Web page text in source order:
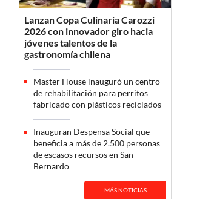
Lanzan Copa Culinaria Carozzi
2026 con innovador giro hacia
jóvenes talentos de la
gastronomía chilena
Master House inauguró un centro
de rehabilitación para perritos
fabricado con plásticos reciclados
Inauguran Despensa Social que
beneficia a más de 2.500 personas
de escasos recursos en San
Bernardo
MÁS NOTICIAS